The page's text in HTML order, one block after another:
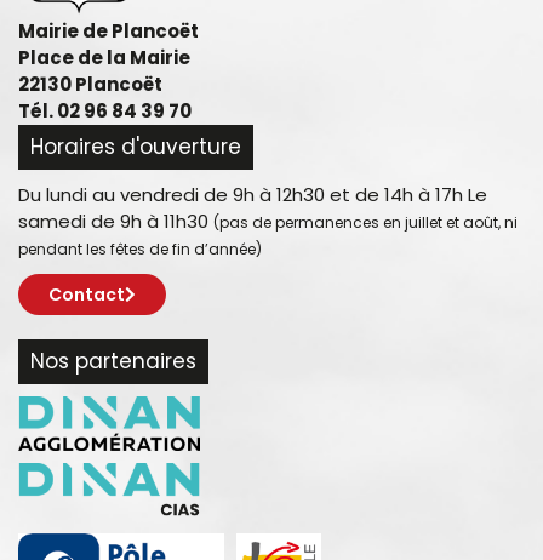
Mairie de Plancoët
Place de la Mairie
22130 Plancoët
Tél. 02 96 84 39 70
Horaires d'ouverture
Du lundi au vendredi de 9h à 12h30 et de 14h à 17h Le
samedi de 9h à 11h30 (pas de permanences en juillet et août, ni
pendant les fêtes de fin d’année)
Contact
Nos partenaires